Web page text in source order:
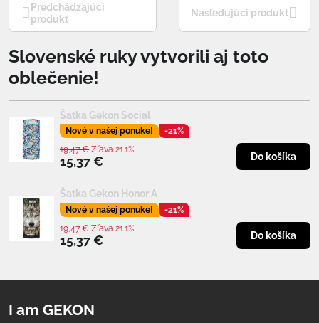
Predchádzajúci
produkt
Nasledujúci produkt
Slovenské ruky vytvorili aj toto
oblečenie!
Šatka Gekon Social
Nové v našej ponuke! -21%
15,37 €
19,47 € Zľava 21.1%
Do košíka
Šatka Gekon Honor A
Nové v našej ponuke! -21%
15,37 €
19,47 € Zľava 21.1%
Do košíka
I am GEKON